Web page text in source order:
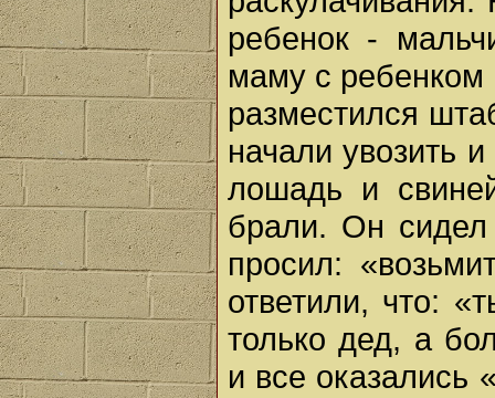
ребенок -
маму с ребенком
разместился
начали увозить
лошадь и
брали. Он
просил:
ответили, что:
только дед, а
и все